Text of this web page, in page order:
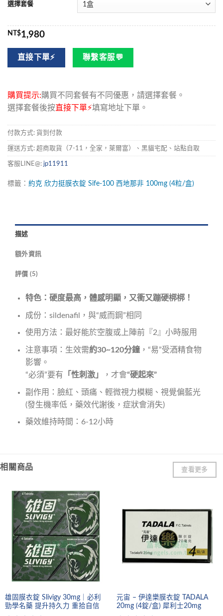
選擇套餐
NT$1,980
直接下單⚡ 聯繫客服💬
購買提示:購買不同套餐有不同優惠，請選擇套餐。
選擇套餐後按直接下單⚡填寫地址下單。
付款方式: 貨到付款
運送方式: 超商取貨（7-11，全家，萊爾富）、黑貓宅配、站點自取
客服LINE@: jp11911
標籤： 約克 欣力挺膜衣錠 Sife-100 西地那非 100mg (4粒/盒)
描述
額外資訊
評價 (5)
特色：硬度最高，體感明顯，又衝又蹦硬梆梆！
成份：sildenafil，與“威而鋼”相同
使用方法：最好能於空腹或上陣前『2』小時服用
注意事項：生效需約30~120分鐘，“易”受酒精食物
影響。
“必須”要有
「性刺激」 ，才會“硬起來”
副作用：臉紅、頭痛、輕微視力模糊、視覺偏藍光
(發生機率低，藥效代謝後，症狀會消失)
藥效維持時間：6-12小時
相關商品 查看更多
雄固膜衣錠 Slivigy 30mg｜必利
勁學名藥 提升持久力 重拾自信
元宙 – 伊達樂膜衣錠 TADALA
20mg (4錠/盒) 犀利士20mg